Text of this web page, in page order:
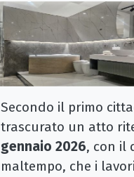
Secondo il primo
trascurato un atto
gennaio 2026, con il
maltempo, che i